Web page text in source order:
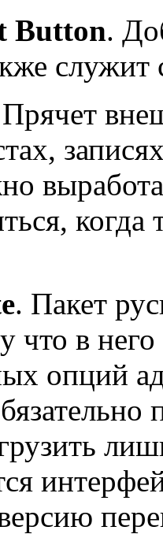
Button.
служит
когда
. Пакет
что в
опций